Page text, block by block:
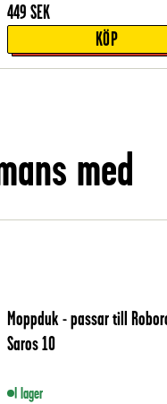
449 SEK
KÖP
med
Moppduk - passar till
Saros 10
I lager